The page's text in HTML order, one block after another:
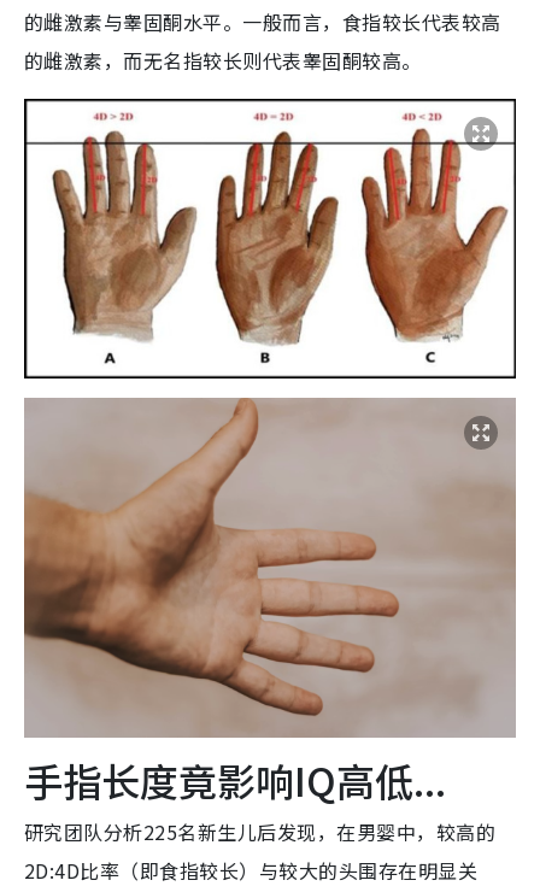
的雌激素与睾固酮水平。一般而言，食指较长代表较高
的雌激素，而无名指较长则代表睾固酮较高。
手指长度竟影响IQ高低...
研究团队分析225名新生儿后发现，在男婴中，较高的
2D:4D比率（即食指较长）与较大的头围存在明显关